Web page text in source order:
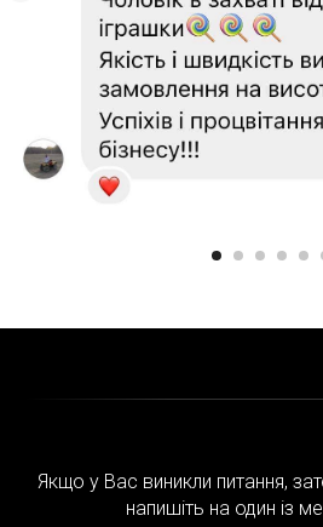
Якщо у Вас виникли питання,
напишіть на один із